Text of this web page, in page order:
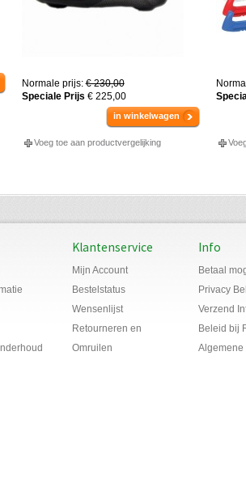
Normale prijs: € 230,00
Speciale Prijs € 225,00
in winkelwagen
Voeg toe aan productvergelijking
Klantenservice
Mijn Account
Bestelstatus
Wensenlijst
Retourneren en
Omruilen
Info
Betaal
Privacy
Verzend
Beleid bij
Algemene